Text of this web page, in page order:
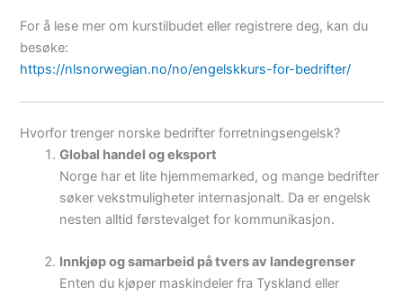
For å lese mer om kurstilbudet eller registrere deg, kan du
besøke:
https://nlsnorwegian.no/no/engelskkurs-for-bedrifter/
Hvorfor trenger norske bedrifter forretningsengelsk?
Global handel og eksport
Norge har et lite hjemmemarked, og mange bedrifter
søker vekstmuligheter internasjonalt. Da er engelsk
nesten alltid førstevalget for kommunikasjon.
Innkjøp og samarbeid på tvers av landegrenser
Enten du kjøper maskindeler fra Tyskland eller